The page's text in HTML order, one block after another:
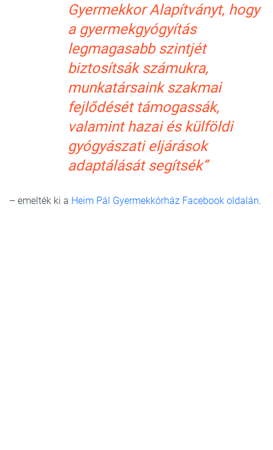
Gyermekkor Alapítványt, hogy
a gyermekgyógyítás
legmagasabb szintjét
biztosítsák számukra,
munkatársaink szakmai
fejlődését támogassák,
valamint hazai és külföldi
gyógyászati eljárások
adaptálását segítsék”
– emelték ki a Heim Pál Gyermekkórház Facebook oldalán.